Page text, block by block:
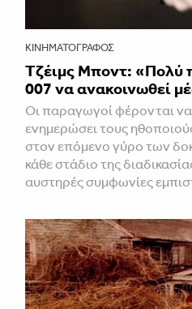
ΚΙΝΗΜΑΤΟΓΡΆΦΟΣ
Τζέιμς Μποντ: «Πολύ
007 να ανακοινωθεί
Οι παραγωγοί φέρονται
ενημερώσει τους
στον επόμενο γύρο των
κάθε στάδιο της
αυστηρές συμφωνίες